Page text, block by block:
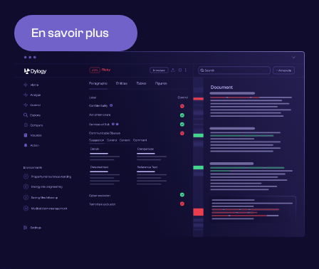
Contactez-nous
contact@dylogy.com
En savoir plus